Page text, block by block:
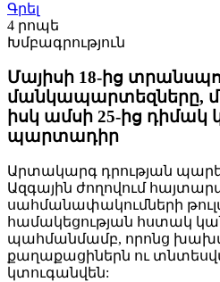
Գրել
4 րոպե
Խմբագրություն
Մայիսի 18-ից
մանկապարտեզները,
իսկ ամսի 25-ից դիմակ
պարտադիր
Արտակարգ դրության
Ազգային ժողովում
սահմանափակումների
համակեցության հստակ
պահմանմամբ, որոնց
քաղաքացիներն ու
կտուգանվեն: